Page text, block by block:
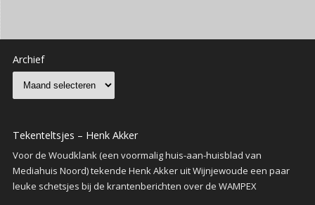
Archief
Tekenteltsjes – Henk Akker
Voor de Woudklank (een voormalig huis-aan-huisblad van
Mediahuis Noord) tekende Henk Akker uit Wijnjewoude een paar
leuke schetsjes bij de krantenberichten over de WAMPEX